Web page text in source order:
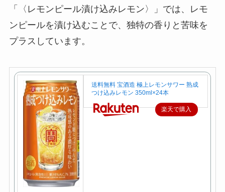
「〈レモンピール漬け込みレモン〉」では、レモ
ンピールを漬け込むことで、独特の香りと苦味を
プラスしています。
送料無料 宝酒造 極上レモンサワー 熟成
つけ込みレモン 350ml×24本
楽天で購入